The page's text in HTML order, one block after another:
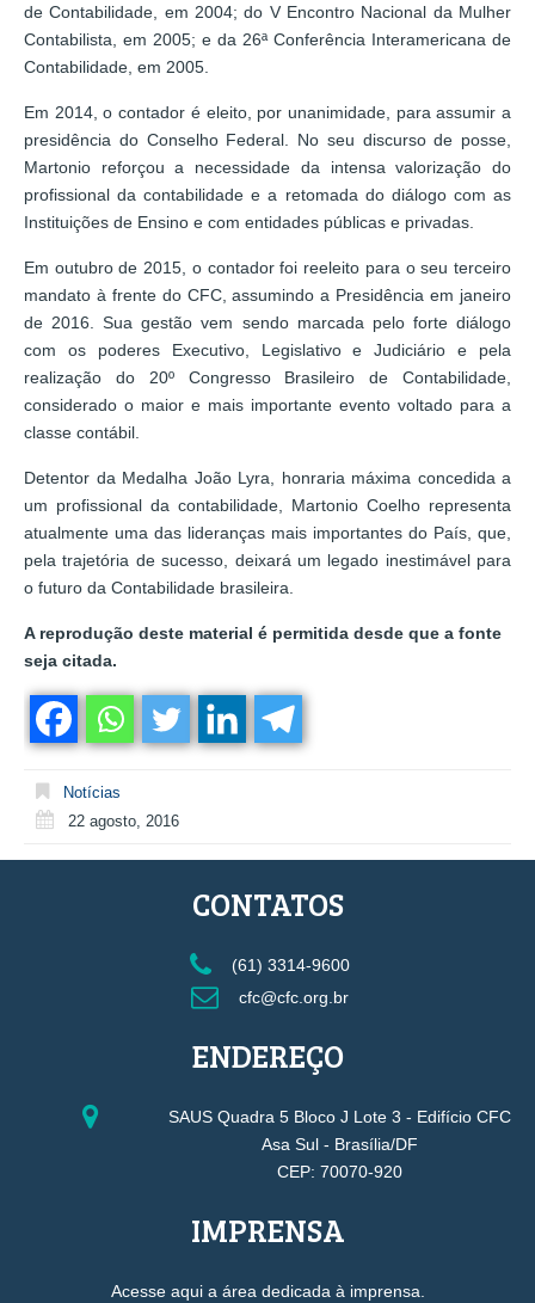
de Contabilidade, em 2004; do V Encontro Nacional da Mulher
Contabilista, em 2005; e da 26ª Conferência Interamericana de
Contabilidade, em 2005.
Em 2014, o contador é eleito, por unanimidade, para assumir a
presidência do Conselho Federal. No seu discurso de posse,
Martonio reforçou a necessidade da intensa valorização do
profissional da contabilidade e a retomada do diálogo com as
Instituições de Ensino e com entidades públicas e privadas.
Em outubro de 2015, o contador foi reeleito para o seu terceiro
mandato à frente do CFC, assumindo a Presidência em janeiro
de 2016. Sua gestão vem sendo marcada pelo forte diálogo
com os poderes Executivo, Legislativo e Judiciário e pela
realização do 20º Congresso Brasileiro de Contabilidade,
considerado o maior e mais importante evento voltado para a
classe contábil.
Detentor da Medalha João Lyra, honraria máxima concedida a
um profissional da contabilidade, Martonio Coelho representa
atualmente uma das lideranças mais importantes do País, que,
pela trajetória de sucesso, deixará um legado inestimável para
o futuro da Contabilidade brasileira.
A reprodução deste material é permitida desde que a fonte
seja citada.
Notícias
22 agosto, 2016
CONTATOS
(61) 3314-9600
cfc@cfc.org.br
ENDEREÇO
SAUS Quadra 5 Bloco J Lote 3 - Edifício CFC
Asa Sul - Brasília/DF
CEP: 70070-920
IMPRENSA
Acesse aqui a área dedicada à imprensa.